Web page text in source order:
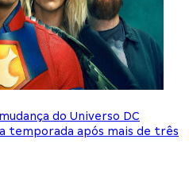
do Universo DC
temporada após mais de três